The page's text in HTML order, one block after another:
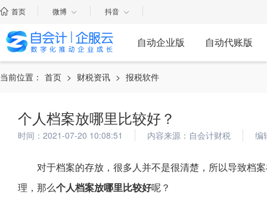
首页 微博 抖音
自动企业版 自动代账版
当前位置： 首页 > 财税资讯 > 报税软件
个人档案放哪里比较好？
时间：2021-07-20 10:08:51 内容来源：自会计财税 编
对于档案的存放，很多人并不是很清楚，所以导致档
理，那么个人档案放哪里比较好呢？